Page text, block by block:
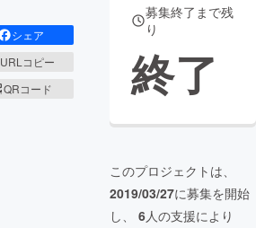
シェア
URLコピー
QRコード
募集終了まで残
り
終了
このプロジェクトは、
2019/03/27に募集を開始
し、 6人の支援により